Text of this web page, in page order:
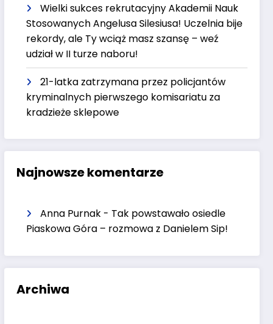
Wielki sukces rekrutacyjny Akademii Nauk
Stosowanych Angelusa Silesiusa! Uczelnia bije
rekordy, ale Ty wciąż masz szansę – weź
udział w II turze naboru!
21-latka zatrzymana przez policjantów
kryminalnych pierwszego komisariatu za
kradzieże sklepowe
Najnowsze komentarze
Anna Purnak - Tak powstawało osiedle
Piaskowa Góra – rozmowa z Danielem Sip!
Archiwa